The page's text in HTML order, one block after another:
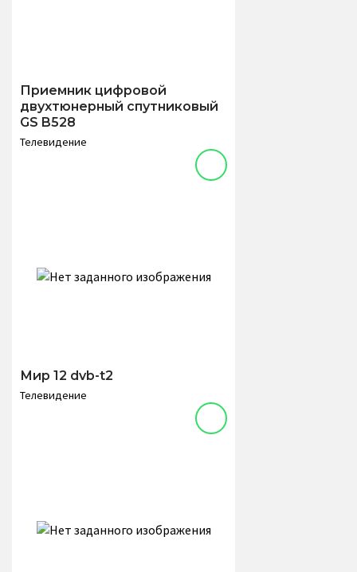
Приемник цифровой
двухтюнерный спутниковый
GS B528
Телевидение
Мир 12 dvb-t2
Телевидение